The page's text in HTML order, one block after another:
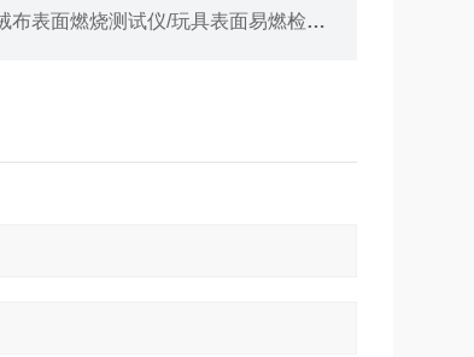
布表面燃烧测试仪/玩具表面易燃检测仪